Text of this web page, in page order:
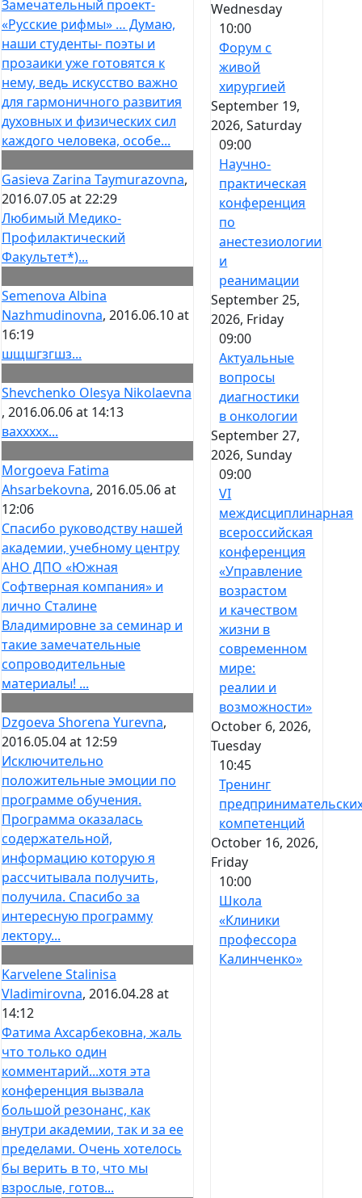
Замечательный проект-
«Русские рифмы» … Думаю,
наши студенты- поэты и
прозаики уже готовятся к
нему, ведь искусство важно
для гармоничного развития
духовных и физических сил
каждого человека, особе...
Gasieva Zarina Taymurazovna,
2016.07.05 at 22:29
Любимый Медико-
Профилактический
Факультет*)...
Semenova Albina
Nazhmudinovna, 2016.06.10 at
16:19
шщшгзгшз...
Shevchenko Olesya Nikolaevna
, 2016.06.06 at 14:13
ваххххх...
Morgoeva Fatima
Ahsarbekovna, 2016.05.06 at
12:06
Спасибо руководству нашей
академии, учебному центру
АНО ДПО «Южная
Софтверная компания» и
лично Сталине
Владимировне за семинар и
такие замечательные
сопроводительные
материалы! ...
Dzgoeva Shorena Yurevna,
2016.05.04 at 12:59
Исключительно
положительные эмоции по
программе обучения.
Программа оказалась
содержательной,
информацию которую я
рассчитывала получить,
получила. Спасибо за
интересную программу
лектору...
Karvelene Stalinisa
Vladimirovna, 2016.04.28 at
14:12
Фатима Ахсарбековна, жаль
что только один
комментарий...хотя эта
конференция вызвала
большой резонанс, как
внутри академии, так и за ее
пределами. Очень хотелось
бы верить в то, что мы
взрослые, готов...
Wednesday
10:00
Форум с
живой
хирургией
September 19,
2026, Saturday
09:00
Научно-
практическая
конференция
по
анестезиологии
и
реанимации
September 25,
2026, Friday
09:00
Актуальные
вопросы
диагностики
в онкологии
September 27,
2026, Sunday
09:00
VI
междисциплинарная
всероссийская
конференция
«Управление
возрастом
и качеством
жизни в
современном
мире:
реалии и
возможности»
October 6, 2026,
Tuesday
10:45
Тренинг
компетенций
October 16, 2026,
Friday
10:00
Школа
«Клиники
профессора
Калинченко»